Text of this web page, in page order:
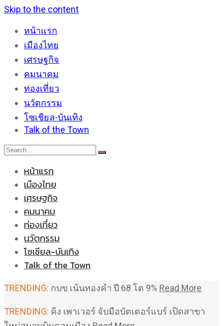
Skip to the content
หน้าแรก
เมืองไทย
เศรษฐกิจ
คมนาคม
ท่องเที่ยว
นวัตกรรม
โซเชียล-บันเทิง
Talk of the Town
หน้าแรก
เมืองไทย
เศรษฐกิจ
คมนาคม
ท่องเที่ยว
นวัตกรรม
โซเชียล-บันเทิง
Talk of the Town
TRENDING: กบข เน้นทองคำ ปี 68 โต 9% Read More
TRENDING: คิง เพาเวอร์ จับมือบัตเตอร์แบร์ เปิดสาขา